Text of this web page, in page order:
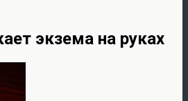
экзема на руках